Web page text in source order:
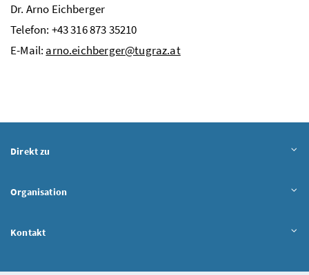
Dr. Arno Eichberger
Telefon: +43 316 873 35210
E-Mail: arno.eichberger@tugraz.at
Direkt zu
Organisation
Kontakt